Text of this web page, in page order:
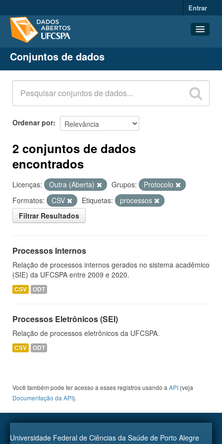
Entrar
Conjuntos de dados
Organizações
Grupos
Sobre
Conjuntos de dados
Ordenar por
2 conjuntos de dados
encontrados
Licenças: Outra (Aberta) Grupos:
Protocolo
Formatos:
CSV Etiquetas:
processos
Filtrar Resultados
Processos Internos
Relação de processos internos gerados no sistema acadêmico
(SIE) da UFCSPA entre 2009 e 2020.
CSV ODT
Processos Eletrônicos (SEI)
Relação de processos eletrônicos da UFCSPA.
CSV ODT
Você também pode ter acesso a esses registros usando a API (veja
Documentação da API).
Universidade Federal de Ciências da Saúde de Porto Alegre